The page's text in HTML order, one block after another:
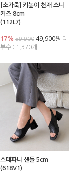
[소가죽] 키높이 천재 스니
커즈 8cm
(112L7)
17% 59,90049,900원 리
뷰수 : 1,370개
스테파니 샌들 5cm
(618V1)